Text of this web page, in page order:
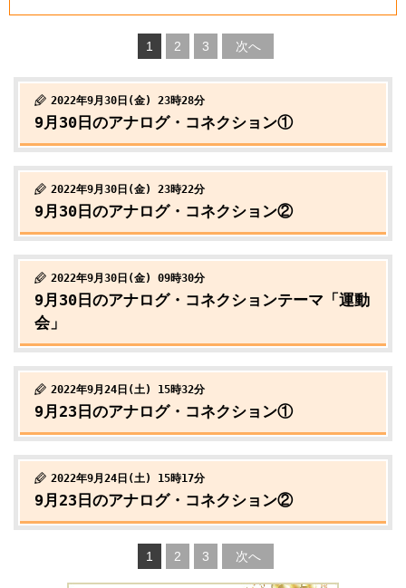
1 2 3 次へ
2022年9月30日(金) 23時28分
9月30日のアナログ・コネクション①
2022年9月30日(金) 23時22分
9月30日のアナログ・コネクション②
2022年9月30日(金) 09時30分
9月30日のアナログ・コネクションテーマ「運動
会」
2022年9月24日(土) 15時32分
9月23日のアナログ・コネクション①
2022年9月24日(土) 15時17分
9月23日のアナログ・コネクション②
1 2 3 次へ